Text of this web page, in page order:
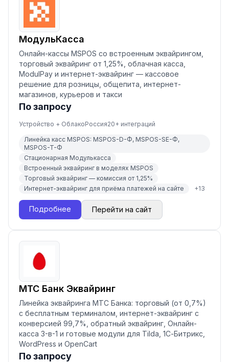
МодульКасса
Онлайн-кассы MSPOS со встроенным эквайрингом,
торговый эквайринг от 1,25%, облачная касса,
ModulPay и интернет-эквайринг — кассовое
решение для розницы, общепита, интернет-
магазинов, курьеров и такси
По запросу
Устройство + ОблакоРоссия20+ интеграций
Линейка касс MSPOS: MSPOS-D-Ф, MSPOS-SE-Ф,
MSPOS-T-Ф
Стационарная Модулькасса
Встроенный эквайринг в моделях MSPOS
Торговый эквайринг — комиссия от 1,25%
Интернет-эквайринг для приёма платежей на сайте
+13
Подробнее Перейти на сайт
МТС Банк Эквайринг
Линейка эквайринга МТС Банка: торговый (от 0,7%)
с бесплатным терминалом, интернет-эквайринг с
конверсией 99,7%, обратный эквайринг, Онлайн-
касса 3-в-1 и готовые модули для Tilda, 1С-Битрикс,
WordPress и OpenCart
По запросу